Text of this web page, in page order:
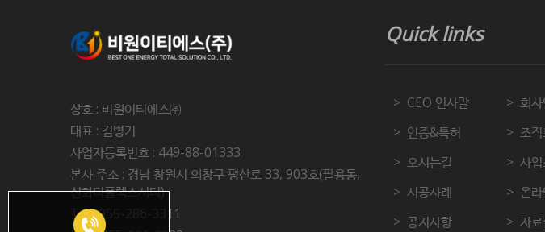
상호 : 비원이티에스㈜
대표 : 김병기
사업자등록번호 : 449-88-01333
본사 주소 : 경남 창원시 의창구 평산로 33, 903호(팔용동,
신화더플렉스시티)
Tel : 055-286-3311
Quick links
CEO 인사말
회
인증&특허
조
오시는길
사
시공사례
온
공지사항
자